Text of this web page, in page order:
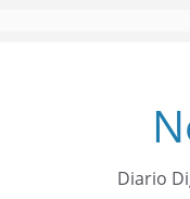
Diario